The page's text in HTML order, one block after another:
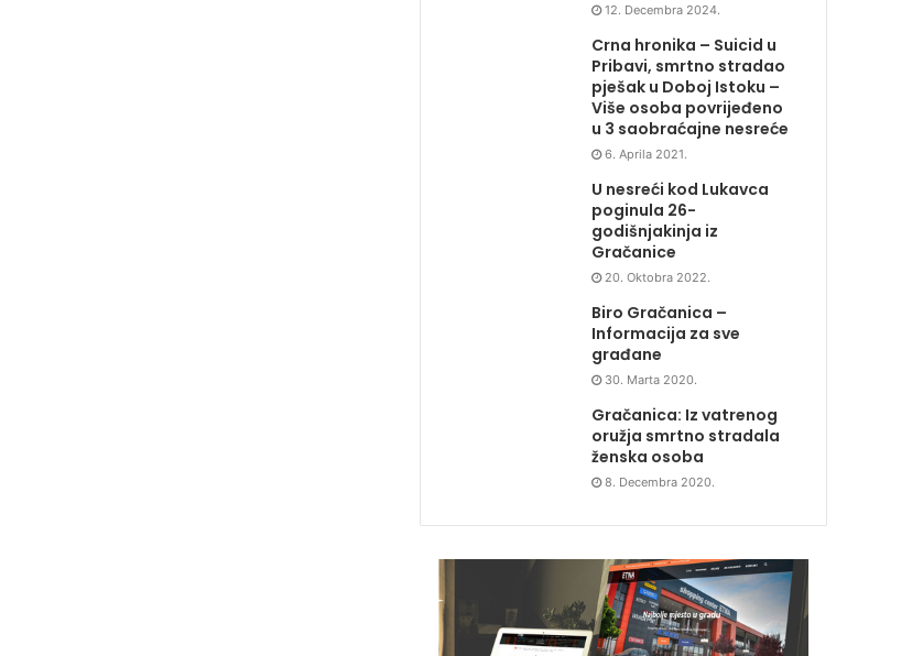
12. Decembra 2024.
Crna hronika – Suicid u
Pribavi, smrtno stradao
pješak u Doboj Istoku –
Više osoba povrijeđeno
u 3 saobraćajne nesreće
6. Aprila 2021.
U nesreći kod Lukavca
poginula 26-
godišnjakinja iz
Gračanice
20. Oktobra 2022.
Biro Gračanica –
Informacija za sve
građane
30. Marta 2020.
Gračanica: Iz vatrenog
oružja smrtno stradala
ženska osoba
8. Decembra 2020.